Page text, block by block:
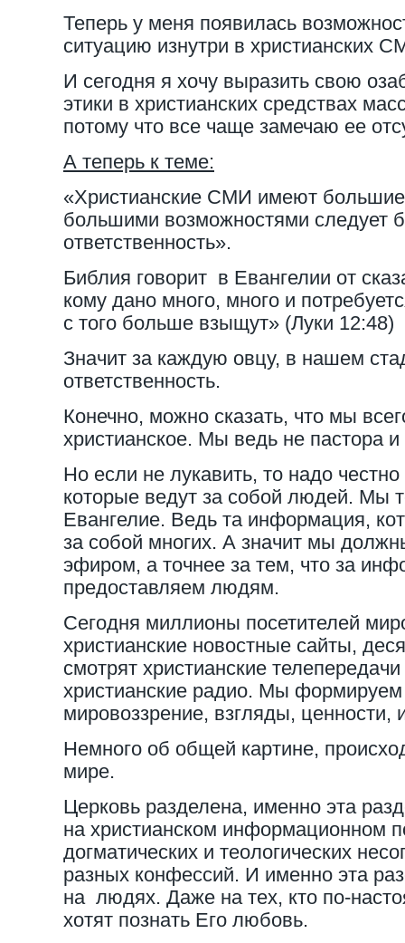
Теперь у меня появилась
ситуацию изнутри в христианских
И сегодня я хочу выразить свою
этики в христианских средствах
потому что все чаще замечаю ее
А теперь к теме:
«Христианские СМИ имеют
большими возможностями следует
ответственность».
Библия говорит в Евангелии от
кому дано много, много и
с того больше взыщут» (Луки 12:48)
Значит за каждую овцу, в нашем
ответственность.
Конечно, можно сказать, что мы
христианское. Мы ведь не пастора
Но если не лукавить, то надо
которые ведут за собой людей. Мы
Евангелие. Ведь та информация,
за собой многих. А значит мы
эфиром, а точнее за тем, что за
предоставляем людям.
Сегодня миллионы посетителей
христианские новостные сайты,
смотрят христианские
христианские радио. Мы формируем
мировоззрение, взгляды,
Немного об общей картине,
мире.
Церковь разделена, именно эта
на христианском информационном
догматических и теологических
разных конфессий. И именно эта
на людях. Даже на тех, кто по-
хотят познать Его любовь.